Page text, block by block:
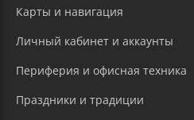
Карты и навигация
Личный кабинет и аккаунты
Периферия и офисная техника
Праздники и традиции